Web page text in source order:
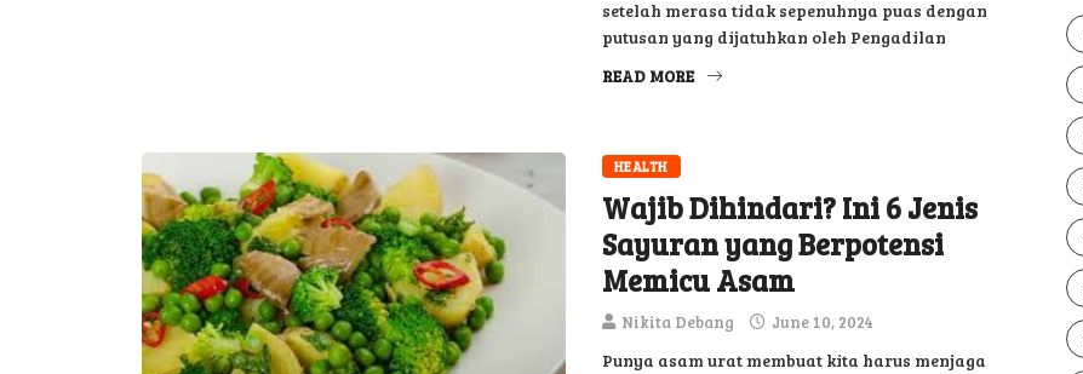
setelah merasa tidak sepenuhnya puas dengan
putusan yang dijatuhkan oleh Pengadilan
READ MORE
HEALTH
Wajib Dihindari? Ini 6 Jenis
Sayuran yang Berpotensi
Memicu Asam
Nikita Debang June 10, 2024
Punya asam urat membuat kita harus menjaga